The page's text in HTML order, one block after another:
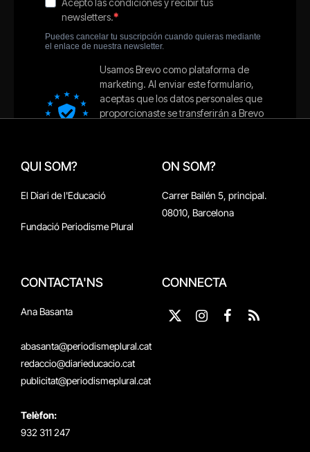
QUI SOM?
El Diari de l'Educació
Fundació Periodisme Plural
ON SOM?
Carrer Bailén 5, principal.
08010, Barcelona
CONTACTA'NS
Ana Basanta
abasanta@periodismeplural.cat
redaccio@diarieducacio.cat
publicitat@periodismeplural.cat
Telèfon:
932 311 247
CONNECTA
X
InstagramFacebook
RSS